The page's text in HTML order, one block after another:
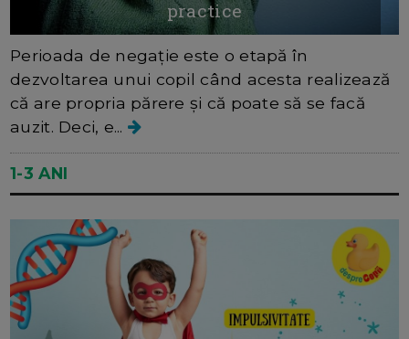
practice
Perioada de negație este o etapă în
dezvoltarea unui copil când acesta realizează
că are propria părere și că poate să se facă
auzit. Deci, e...
1-3 ANI